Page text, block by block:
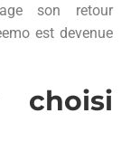
son retour
est devenue
choisi